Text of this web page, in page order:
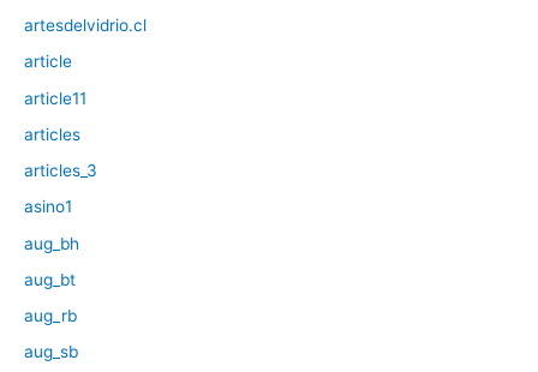
artesdelvidrio.cl
article
article11
articles
articles_3
asino1
aug_bh
aug_bt
aug_rb
aug_sb